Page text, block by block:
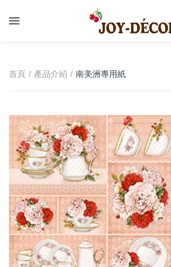
首頁 產品介紹
南美洲專用紙